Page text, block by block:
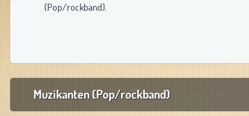
(Pop/rockband).
Muzikanten (Pop/rockband)